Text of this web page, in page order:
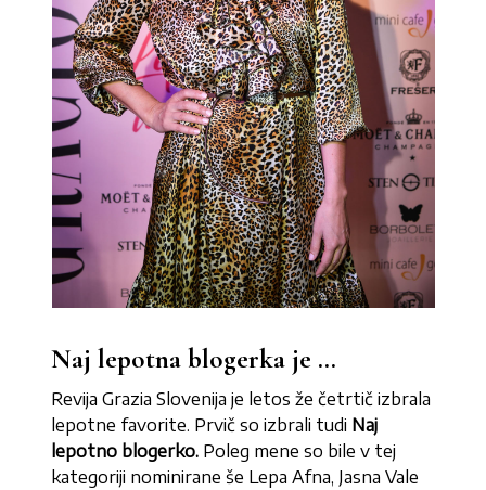
Naj lepotna blogerka je …
Revija Grazia Slovenija je letos že četrtič izbrala
lepotne favorite. Prvič so izbrali tudi Naj
lepotno blogerko. Poleg mene so bile v tej
kategoriji nominirane še Lepa Afna, Jasna Vale